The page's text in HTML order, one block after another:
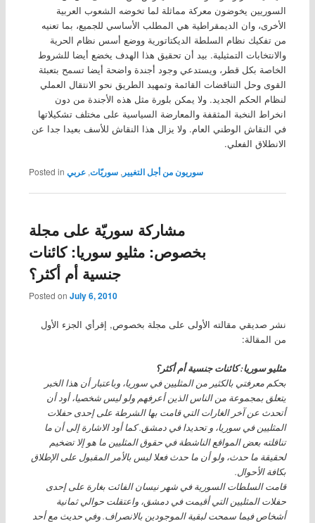
السوريين يخوضون معركة مماثلة لما تخوضه الشعوب العربية
الأخرى، وان الديمقراطية هي المطلب الأساسي للجميع، بما تعنيه
من تفكيك نظام السلطة الديكتاتورية ووضع أسس نظام الحرية
والانتخابات التمثيلية. بيد أن تحقيق هذا الهدف يخضع أيضا للشروط
الخاصة بكل قطر، ويستدعي وجود أجندة واضحة أيضا تسمح بتعبئة
القوى وحل التناقضات القائمة وتمهيد الطريق نحو الانتقال العملي
لنظام الحكم الجديد. ولا يمكن بلورة مثل هذه الأجندة من دون
انخراط النخبة المثقفة والمعارضة السياسية على مختلف تشكيلاتها
في النقاش الوطني العام. ولا يزال هذا النقاش للأسف بعيدا جدا عن
الانطلاق الفعلي.
Posted in سوريون من أجل التغيير,سوريّات,عربي
مشاركة سوريّة على مجلة
بخصوص: مثليو سوريا: كائنات
جنسية أم أكثر؟
Posted on July 6, 2010
نشر صديقي مقالته الأولى على مجلة بخصوص, إقرأي الجزء الأول
من المقالة:
مثليو سوريا: كائنات جنسية أم أكثر؟
بحكم معرفتي بالكثير من المثليين في سوريا، وباعتبار أن هذا الخبر
يتعلق بمجموعة من الناس الذين أعرفهم ولو ليس شخصيا، أود أن
أتحدث عن آخر الغارات التي قامت بها الشرطة على إحدى حفلات
المثليين في سوريا، و تحديدا في دمشق. كما أود الاشارة إلى أن ما
تناقلته بعض المواقع الناشطة في حقوق المثليين ما هو إلا تضخيم
لحقيقة ما حدث، ولو أن ما حدث فعلا ليس بالأمر المقبول على الإطلاق
بكافة الأحوال.
قامت السلطات السورية في شهر نيسان الفائت بغارة على إحدى
حفلات المثليين التي أقيمت في دمشق، واعتقلت حوالي ثمانية
أشخاص فيما سمحت لبقية الموجودين بالانصراف. وفي حديث مع أحد